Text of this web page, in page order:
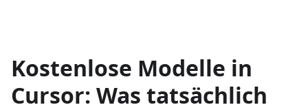
Kostenlose Modelle in
Cursor: Was tatsächlich